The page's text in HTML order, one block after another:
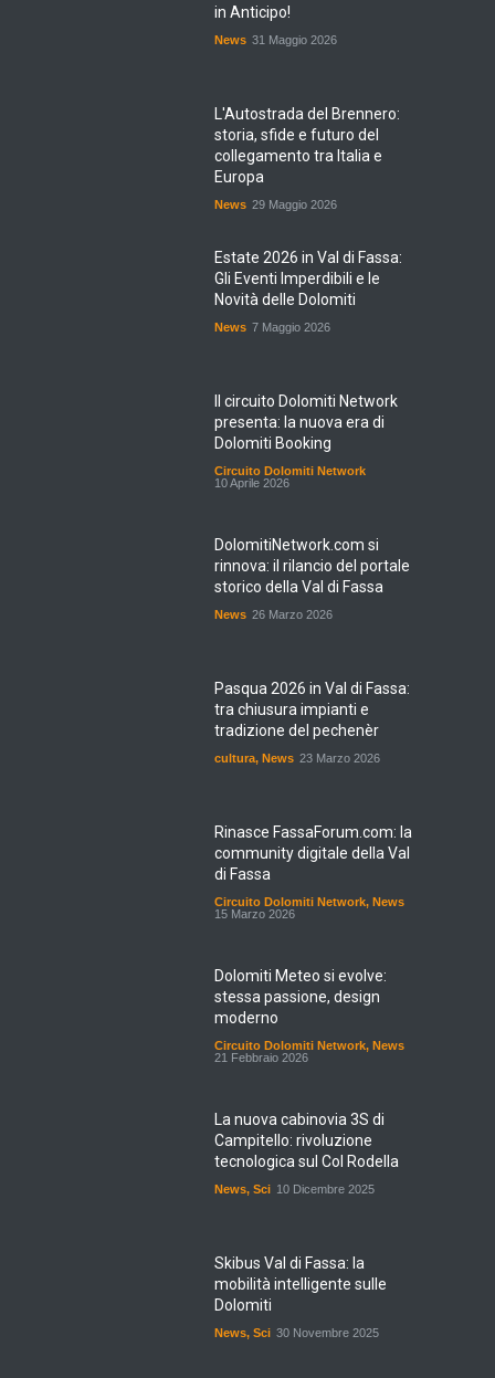
in Anticipo!
News 31 Maggio 2026
L'Autostrada del Brennero:
storia, sfide e futuro del
collegamento tra Italia e
Europa
News 29 Maggio 2026
Estate 2026 in Val di Fassa:
Gli Eventi Imperdibili e le
Novità delle Dolomiti
News 7 Maggio 2026
Il circuito Dolomiti Network
presenta: la nuova era di
Dolomiti Booking
Circuito Dolomiti Network
10 Aprile 2026
DolomitiNetwork.com si
rinnova: il rilancio del portale
storico della Val di Fassa
News 26 Marzo 2026
Pasqua 2026 in Val di Fassa:
tra chiusura impianti e
tradizione del pechenèr
cultura, News 23 Marzo 2026
Rinasce FassaForum.com: la
community digitale della Val
di Fassa
Circuito Dolomiti Network, News
15 Marzo 2026
Dolomiti Meteo si evolve:
stessa passione, design
moderno
Circuito Dolomiti Network, News
21 Febbraio 2026
La nuova cabinovia 3S di
Campitello: rivoluzione
tecnologica sul Col Rodella
News, Sci 10 Dicembre 2025
Skibus Val di Fassa: la
mobilità intelligente sulle
Dolomiti
News, Sci 30 Novembre 2025